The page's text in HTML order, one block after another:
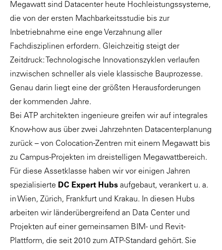
Megawatt sind Datacenter heute Hochleistungssysteme,
die von der ersten Machbarkeitsstudie bis zur
Inbetriebnahme eine enge Verzahnung aller
Fachdisziplinen erfordern. Gleichzeitig steigt der
Zeitdruck: Technologische Innovationszyklen verlaufen
inzwischen schneller als viele klassische Bauprozesse.
Genau darin liegt eine der größten Herausforderungen
der kommenden Jahre.
Bei ATP architekten ingenieure greifen wir auf integrales
Know-how aus über zwei Jahrzehnten Datacenterplanung
zurück – von Colocation-Zentren mit einem Megawatt bis
zu Campus-Projekten im dreistelligen Megawattbereich.
Für diese Assetklasse haben wir vor einigen Jahren
spezialisierte DC Expert Hubs aufgebaut, verankert u. a.
in Wien, Zürich, Frankfurt und Krakau. In diesen Hubs
arbeiten wir länderübergreifend an Data Center und
Projekten auf einer gemeinsamen BIM- und Revit-
Plattform, die seit 2010 zum ATP-Standard gehört. Sie